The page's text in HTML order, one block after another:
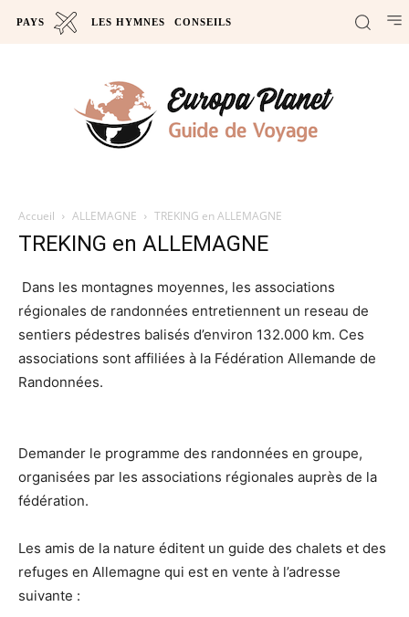
PAYS LES HYMNES CONSEILS
Accueil ALLEMAGNE TREKING en ALLEMAGNE
TREKING en ALLEMAGNE
Dans les montagnes moyennes, les associations
régionales de randonnées entretiennent un reseau de
sentiers pédestres balisés d’environ 132.000 km. Ces
associations sont affiliées à la Fédération Allemande de
Randonnées.
Demander le programme des randonnées en groupe,
organisées par les associations régionales auprès de la
fédération.
Les amis de la nature éditent un guide des chalets et des
refuges en Allemagne qui est en vente à l’adresse
suivante :